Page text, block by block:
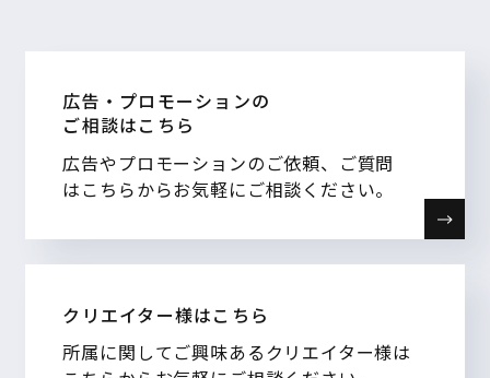
広告・プロモーションの
ご相談はこちら
広告やプロモーションのご依頼、ご質問
はこちらからお気軽にご相談ください。
クリエイター様はこちら
所属に関してご興味あるクリエイター様は